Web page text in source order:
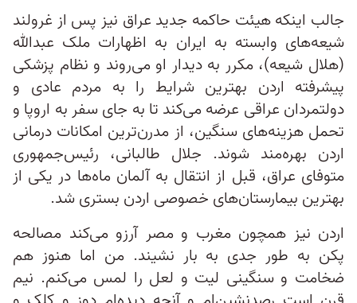
جالب اینکه هیئت حاکمه جدید عراق نیز پس از غرولند
شیعه‌های وابسته به ایران به اظهارات ملک عبدالله
(هلال شیعه)، مکرر به دیدار او می‌روند و نظام پزشکی
پیشرفته اردن بهترین شرایط را به مردم عادی و
دولتمردان عراقی عرضه می‌کند تا به جای سفر به اروپا و
تحمل هزینه‌های سنگین، از مدرن‌ترین امکانات درمانی
اردن بهره‌مند شوند. جلال طالبانی، رئیس‌جمهوری
متوفای عراق، قبل از انتقال به آلمان ماه‌ها در یکی از
بهترین بیمارستان‌های خصوصی اردن بستری شد.
اردن نیز همچون مغرب و مصر آرزو می‌کند مصالحه
پکن به طور جدی به بار نشیند. من اما هنوز هم
ضخامت و سنگینی لیت‌ و لعل را لمس می‌کنم. نیم